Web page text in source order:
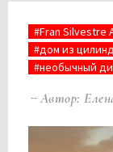
#Fran Silvestre
#дом из
#необычный
Автор: